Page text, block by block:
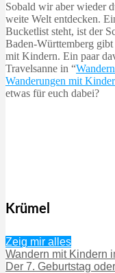
Sobald wir aber wieder
weite Welt entdecken.
Bucketlist steht, ist der
Baden-Württemberg
mit Kindern. Ein paar
Travelsanne in “
Wanderungen mit
etwas für euch dabei?
Krümel
Zeig mir alles
Wandern mit Kindern
Der 7. Geburtstag